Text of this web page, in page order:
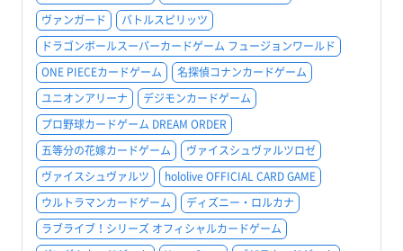
ヴァンガード
バトルスピリッツ
ドラゴンボールスーパーカードゲーム フュージョンワールド
ONE PIECEカードゲーム
名探偵コナンカードゲーム
ユニオンアリーナ
デジモンカードゲーム
プロ野球カードゲーム DREAM ORDER
五等分の花嫁カードゲーム
ヴァイスシュヴァルツロゼ
ヴァイスシュヴァルツ
hololive OFFICIAL CARD GAME
ウルトラマンカードゲーム
ディズニー・ロルカナ
ラブライブ！シリーズ オフィシャルカードゲーム